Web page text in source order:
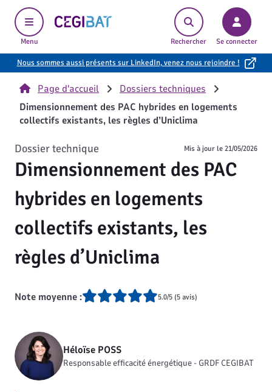
Menu
Cegibat, accueil
Rechercher Se connecter
Nous sommes aussi présents sur LinkedIn, venez nous rejoindre !
Page d'accueil
Dossiers techniques
Dimensionnement des PAC hybrides en logements
collectifs existants, les règles d’Uniclima
Dimensionnement des PAC
hybrides en logements
collectifs existants, les
règles d’Uniclima
Dossier technique Mis à jour le21/05/2026
Note moyenne : 5.0/5 (5 avis)
Héloïse POSS
Responsable efficacité énergétique - GRDF CEGIBAT